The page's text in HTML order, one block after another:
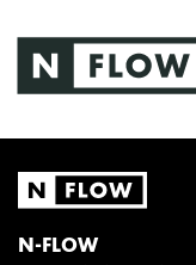
N-FLOW